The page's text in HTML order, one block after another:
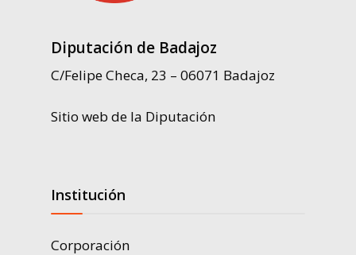
Diputación de Badajoz
C/Felipe Checa, 23 – 06071 Badajoz
Sitio web de la Diputación
Institución
Corporación